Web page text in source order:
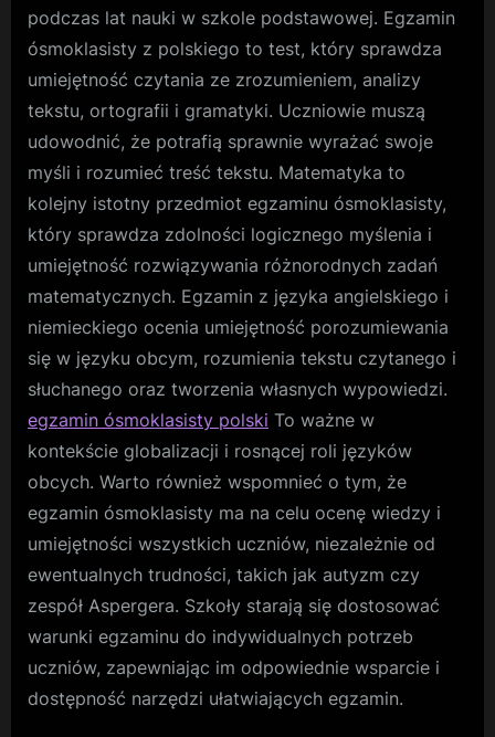
podczas lat nauki w szkole podstawowej. Egzamin
ósmoklasisty z polskiego to test, który sprawdza
umiejętność czytania ze zrozumieniem, analizy
tekstu, ortografii i gramatyki. Uczniowie muszą
udowodnić, że potrafią sprawnie wyrażać swoje
myśli i rozumieć treść tekstu. Matematyka to
kolejny istotny przedmiot egzaminu ósmoklasisty,
który sprawdza zdolności logicznego myślenia i
umiejętność rozwiązywania różnorodnych zadań
matematycznych. Egzamin z języka angielskiego i
niemieckiego ocenia umiejętność porozumiewania
się w języku obcym, rozumienia tekstu czytanego i
słuchanego oraz tworzenia własnych wypowiedzi.
egzamin ósmoklasisty polski To ważne w
kontekście globalizacji i rosnącej roli języków
obcych. Warto również wspomnieć o tym, że
egzamin ósmoklasisty ma na celu ocenę wiedzy i
umiejętności wszystkich uczniów, niezależnie od
ewentualnych trudności, takich jak autyzm czy
zespół Aspergera. Szkoły starają się dostosować
warunki egzaminu do indywidualnych potrzeb
uczniów, zapewniając im odpowiednie wsparcie i
dostępność narzędzi ułatwiających egzamin.